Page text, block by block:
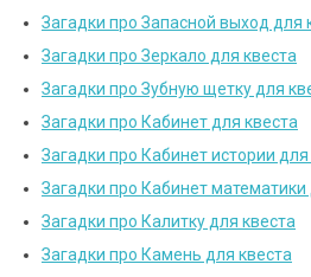
Загадки про Запасной выход для
Загадки про Зеркало для квеста
Загадки про Зубную щетку для
Загадки про Кабинет для квеста
Загадки про Кабинет истории для
Загадки про Кабинет математики
Загадки про Калитку для квеста
Загадки про Камень для квеста